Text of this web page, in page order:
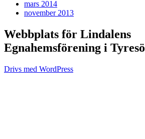
mars 2014
november 2013
Webbplats för Lindalens
Egnahemsförening i Tyresö
Drivs med WordPress